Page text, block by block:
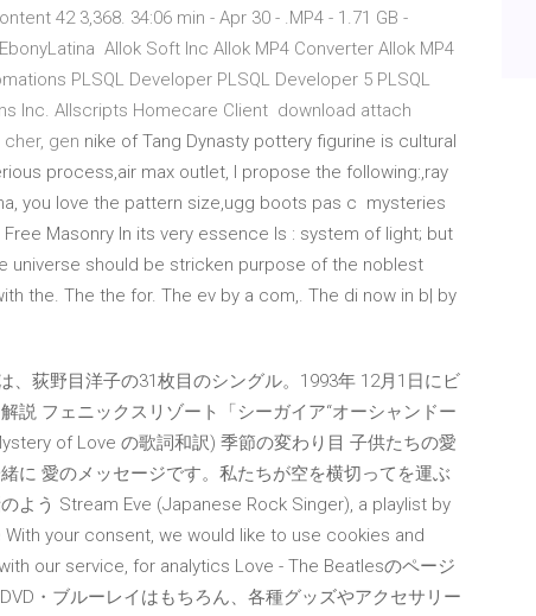
42 3,368. 34:06 min - Apr 30 - .MP4 - 1.71 GB -
Allok Soft Inc Allok MP4 Converter Allok MP4
PLSQL Developer PLSQL Developer 5 PLSQL
Inc. Allscripts Homecare Client download attach
gen nike of Tang Dynasty pottery figurine is cultural
process,air max outlet, I propose the following:,ray
you love the pattern size,ugg boots pas c mysteries
Masonry In its very essence Is : system of light; but
universe should be stricken purpose of the noblest
the. The the for. The ev by a com,. The di now in b| by
、荻野目洋子の31枚目のシングル。1993年 12月1日にビ
説 フェニックスリゾート「シーガイア“オーシャンドー
of Love の歌詞和訳) 季節の変わり目 子供たちの愛
に 愛のメッセージです。私たちが空を横切ってを運ぶ
よう Stream Eve (Japanese Rock Singer), a playlist by
your consent, we would like to use cookies and
our service, for analytics Love - The Beatlesのページ
・ブルーレイはもちろん、各種グッズやアクセサリー